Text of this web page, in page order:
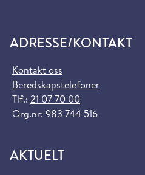
ADRESSE/KONTAKT
Kontakt oss
Beredskapstelefoner
Tlf.: 21 07 70 00
Org.nr: 983 744 516
AKTUELT